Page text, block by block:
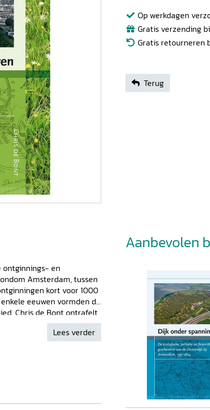
Op werkdagen
Gratis verzending
Gratis retourneren
Terug
ontginnings- en
Amsterdam, tussen
kort voor 1000
eeuwen vormden de
Chris de Bont ontrafelt
vragen als: hoe liepen
in het veen
is een deel van de
dit over de
Lees verder
Aanbevolen